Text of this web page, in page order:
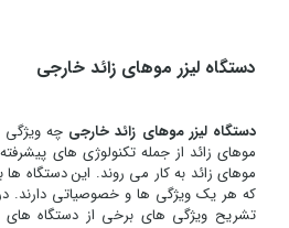
دستگاه لیزر موهای زائد خارجی
دستگاه لیزر موهای زائد خارجی چه ویژگی
موهای زائد از جمله تکنولوژی های
موهای زائد به کار می روند. این دستگاه
که هر یک ویژگی ها و خصوصیاتی دارند.
تشریح ویژگی های برخی از دستگاه های